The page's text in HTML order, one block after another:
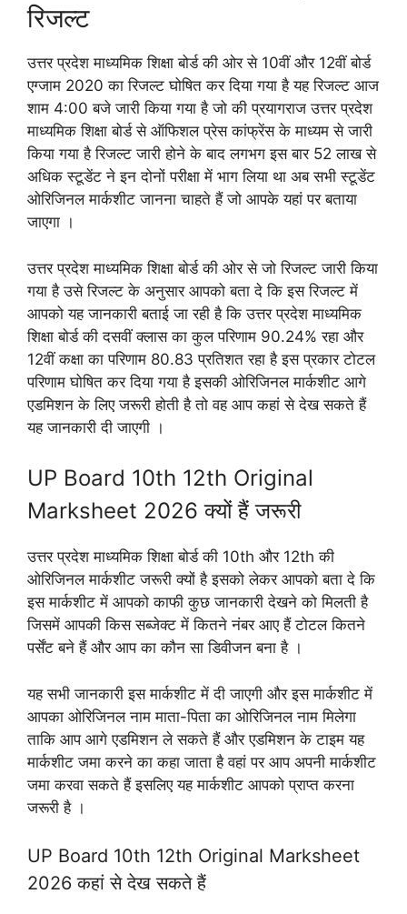
रिजल्ट
उत्तर प्रदेश माध्यमिक शिक्षा बोर्ड की ओर से 10वीं और 12वीं बोर्ड
एग्जाम 2020 का रिजल्ट घोषित कर दिया गया है यह रिजल्ट आज
शाम 4:00 बजे जारी किया गया है जो की प्रयागराज उत्तर प्रदेश
माध्यमिक शिक्षा बोर्ड से ऑफिशल प्रेस कांफ्रेंस के माध्यम से जारी
किया गया है रिजल्ट जारी होने के बाद लगभग इस बार 52 लाख से
अधिक स्टूडेंट ने इन दोनों परीक्षा में भाग लिया था अब सभी स्टूडेंट
ओरिजिनल मार्कशीट जानना चाहते हैं जो आपके यहां पर बताया
जाएगा ।
उत्तर प्रदेश माध्यमिक शिक्षा बोर्ड की ओर से जो रिजल्ट जारी किया
गया है उसे रिजल्ट के अनुसार आपको बता दे कि इस रिजल्ट में
आपको यह जानकारी बताई जा रही है कि उत्तर प्रदेश माध्यमिक
शिक्षा बोर्ड की दसवीं क्लास का कुल परिणाम 90.24% रहा और
12वीं कक्षा का परिणाम 80.83 प्रतिशत रहा है इस प्रकार टोटल
परिणाम घोषित कर दिया गया है इसकी ओरिजिनल मार्कशीट आगे
एडमिशन के लिए जरूरी होती है तो वह आप कहां से देख सकते हैं
यह जानकारी दी जाएगी ।
UP Board 10th 12th Original
Marksheet 2026 क्यों हैं जरूरी
उत्तर प्रदेश माध्यमिक शिक्षा बोर्ड की 10th और 12th की
ओरिजिनल मार्कशीट जरूरी क्यों है इसको लेकर आपको बता दे कि
इस मार्कशीट में आपको काफी कुछ जानकारी देखने को मिलती है
जिसमें आपकी किस सब्जेक्ट में कितने नंबर आए हैं टोटल कितने
पर्सेंट बने हैं और आप का कौन सा डिवीजन बना है ।
यह सभी जानकारी इस मार्कशीट में दी जाएगी और इस मार्कशीट में
आपका ओरिजिनल नाम माता-पिता का ओरिजिनल नाम मिलेगा
ताकि आप आगे एडमिशन ले सकते हैं और एडमिशन के टाइम यह
मार्कशीट जमा करने का कहा जाता है वहां पर आप अपनी मार्कशीट
जमा करवा सकते हैं इसलिए यह मार्कशीट आपको प्राप्त करना
जरूरी है ।
UP Board 10th 12th Original Marksheet
2026 कहां से देख सकते हैं